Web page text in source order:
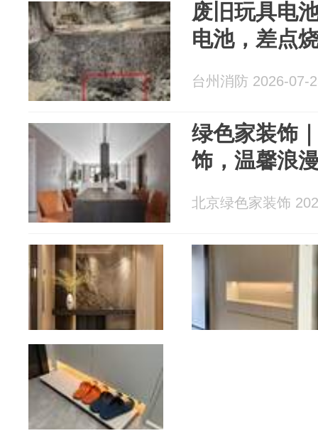
废旧玩具电
电池，差点
台州消防 2026-07-
绿色家装饰
饰，温馨浪
北京绿色家装饰